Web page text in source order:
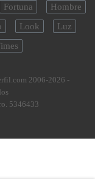
Fortuna
Hombre
Look
Luz
2006-2026 -
5346433